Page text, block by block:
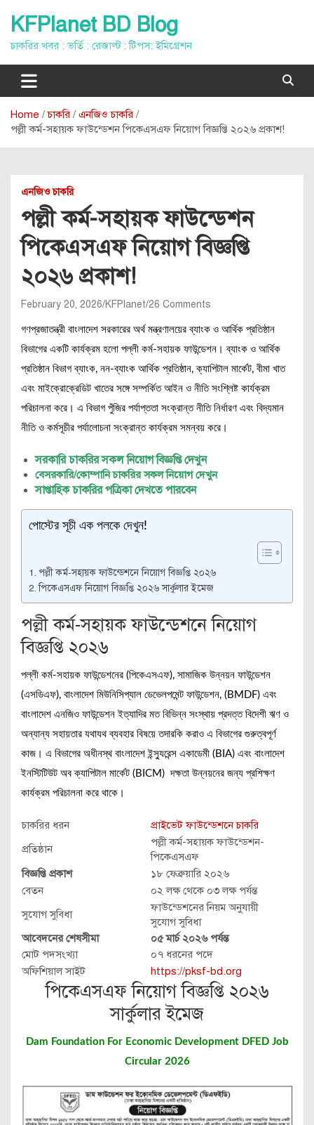
content
KFPlanet BD Blog
চাকরির খবর : ভর্তি : রেজাল্ট : টিপস: ইমিগ্রেশন
Home চাকরি
এনজিও চাকরি
পল্লী কর্ম-সহায়ক ফাউন্ডেশন পিকেএসএফ নিয়োগ বিজ্ঞপ্তি ২০২৬ প্রকাশ!
এনজিও চাকরি
পল্লী কর্ম-সহায়ক ফাউন্ডেশন
পিকেএসএফ নিয়োগ বিজ্ঞপ্তি
২০২৬ প্রকাশ!
February 20, 2026 KFPlanet 26 Comments
গণপ্রজাতন্ত্রী বাংলাদেশ সরকারের অর্থ মন্ত্রণালয়ের ব্যাংক ও আর্থিক প্রতিষ্ঠান
বিভাগের একটি কার্যক্রম হলো পল্লী কর্ম-সহায়ক ফাউন্ডেশন। ব্যাংক ও আর্থিক
প্রতিষ্ঠান বিভাগ ব্যাংক, নন-ব্যাংক আর্থিক প্রতিষ্ঠান, ক্যাপিটাল মার্কেট, বীমা খাত
এবং মাইক্রোক্রেডিট খাতের সঙ্গে সম্পর্কিত আইন ও নীতি সংশ্লিষ্ট কার্যক্রম
পরিচালনা করে। এ বিভাগ পুঁজির পর্যাপ্ততা সংক্রান্ত নীতি নির্ধারণ এবং বিদ্যমান
নীতি ও কর্মসূচীর পর্যালোচনা সংক্রান্ত কার্যক্রম সমন্বয় করে।
সরকারি চাকরির সকল নিয়োগ বিজ্ঞপ্তি দেখুন
বেসরকারি/কোম্পানি চাকরির সকল নিয়োগ দেখুন
সাপ্তাহিক চাকরির পত্রিকা দেখতে পারবেন
পোস্টের সূচী এক পলকে দেখুন!
পল্লী কর্ম-সহায়ক ফাউন্ডেশনে নিয়োগ বিজ্ঞপ্তি ২০২৬
পিকেএসএফ নিয়োগ বিজ্ঞপ্তি ২০২৬ সার্কুলার ইমেজ
পল্লী কর্ম-সহায়ক ফাউন্ডেশনে নিয়োগ
বিজ্ঞপ্তি ২০২৬
পল্লী কর্ম-সহায়ক ফাউন্ডেশনের (পিকেএসএফ), সামাজিক উন্নয়ন ফাউন্ডেশন
(এসডিএফ), বাংলাদেশ মিউনিসিপ্যাল ডেভেলপমেন্ট ফাউন্ডেশন, (BMDF) এবং
বাংলাদেশ এনজিও ফাউন্ডেশন ইত্যাদির মত বিভিন্ন সংস্থায় প্রদত্ত বিদেশী ঋণ ও
অন্যান্য সহায়তার যথাযথ ব্যবহার বিষয়ে তদারকি করাও এ বিভাগের গুরুত্বপূর্ণ
কাজ। এ বিভাগের অধীনস্থ বাংলাদেশ ইন্স্যুরেন্স একাডেমী (BIA) এবং বাংলাদেশ
ইনস্টিটিউট অব ক্যাপিটাল মার্কেট (BICM) দক্ষতা উন্নয়নের জন্য প্রশিক্ষণ
কার্যক্রম পরিচালনা করে থাকে।
চাকরির ধরন
প্রাইভেট ফাউন্ডেশনে চাকরি
প্রতিষ্ঠান
পল্লী কর্ম-সহায়ক ফাউন্ডেশন-
পিকেএসএফ
বিজ্ঞপ্তি প্রকাশ
১৮ ফেব্রুয়ারি ২০২৬
বেতন
০২ লক্ষ থেকে ০৩ লক্ষ পর্যন্ত
সুযোগ সুবিধা
ফাউন্ডেশনের নিয়ম অনুযায়ী
সুযোগ সুবিধা
আবেদনের শেষসীমা
০৫ মার্চ ২০২৬ পর্যন্ত
মোট পদসংখ্যা
০৭ ধরনের পদে
অফিশিয়াল সাইট
https://pksf-bd.org
পিকেএসএফ নিয়োগ বিজ্ঞপ্তি ২০২৬
সার্কুলার ইমেজ
Dam Foundation For Economic Development DFED Job
Circular 2026